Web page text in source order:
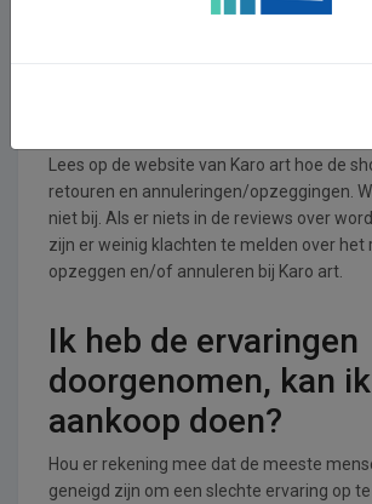
ontspanning branche.
Lees op de website van Karo art hoe de
retouren en annuleringen/opzeggingen.
niet bij. Als er niets in de reviews over
zijn er weinig klachten te melden over het
opzeggen en/of annuleren bij Karo art.
Ik heb de ervaringen
doorgenomen, kan
aankoop doen?
Hou er rekening mee dat de meeste
geneigd zijn om een slechte ervaring op